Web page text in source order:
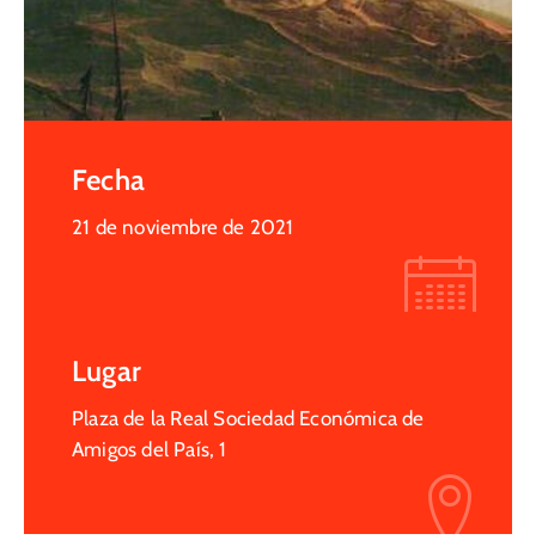
Fecha
21 de noviembre de 2021
Lugar
Plaza de la Real Sociedad Económica de
Amigos del País, 1